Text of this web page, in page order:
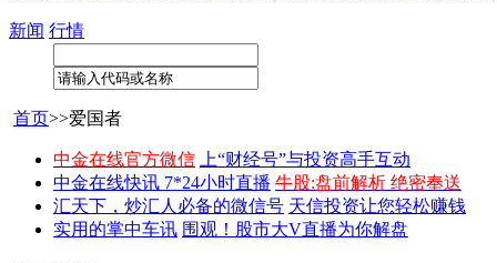
新闻 行情
首页>>爱国者
中金在线官方微信
上“财经号”与投资高手互动
中金在线快讯 7*24小时直播 牛股:盘前解析 绝密奉送
汇天下，炒汇人必备的微信号 天信投资让您轻松赚钱
实用的掌中车讯 围观！股市大V直播为你解盘